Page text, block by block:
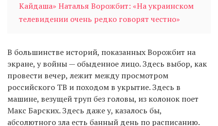
Кайдаша» Наталья Ворожбит: «На украинском
телевидении очень редко говорят честно»
В большинстве историй, показанных Ворожбит на
экране, у войны — обыденное лицо. Здесь выбор, как
провести вечер, лежит между просмотром
российского ТВ и походом в укрытие. Здесь в
машине, везущей труп без головы, из колонок поет
Макс Барских. Здесь даже у, казалось бы,
абсолютного зла есть банный день по расписанию.